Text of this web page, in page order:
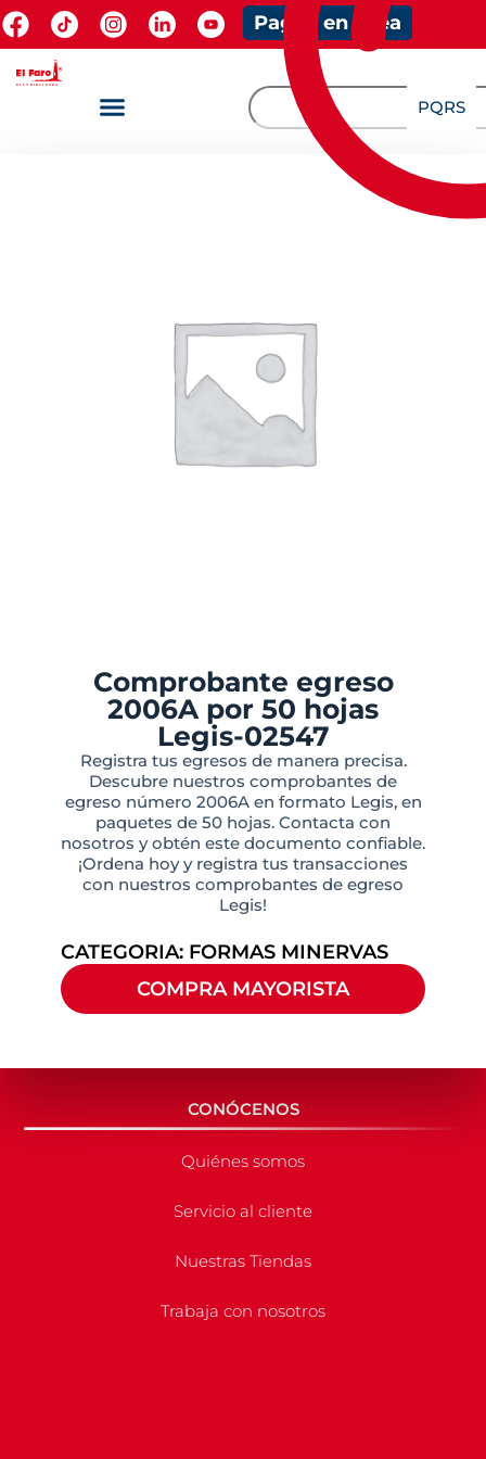
Pagos en línea
PQRS
Comprobante egreso
2006A por 50 hojas
Legis-02547
Registra tus egresos de manera precisa.
Descubre nuestros comprobantes de
egreso número 2006A en formato Legis, en
paquetes de 50 hojas. Contacta con
nosotros y obtén este documento confiable.
¡Ordena hoy y registra tus transacciones
con nuestros comprobantes de egreso
Legis!
CATEGORIA: FORMAS MINERVAS
COMPRA MAYORISTA
CONÓCENOS
Quiénes somos
Servicio al cliente
Nuestras Tiendas
Trabaja con nosotros